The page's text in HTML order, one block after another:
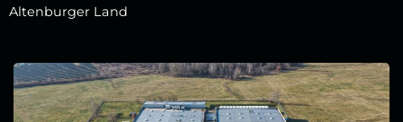
Altenburger Land